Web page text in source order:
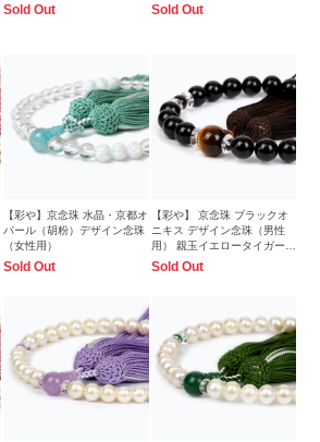
Sold Out Sold Out
【彩や】京念珠 水晶・京都オ
パール（胡粉）デザイン念珠
（女性用）
Sold Out
【彩や】 京念珠 ブラックオ
ニキス デザイン念珠（男性
用） 親玉イエロータイガーア
イ
Sold Out